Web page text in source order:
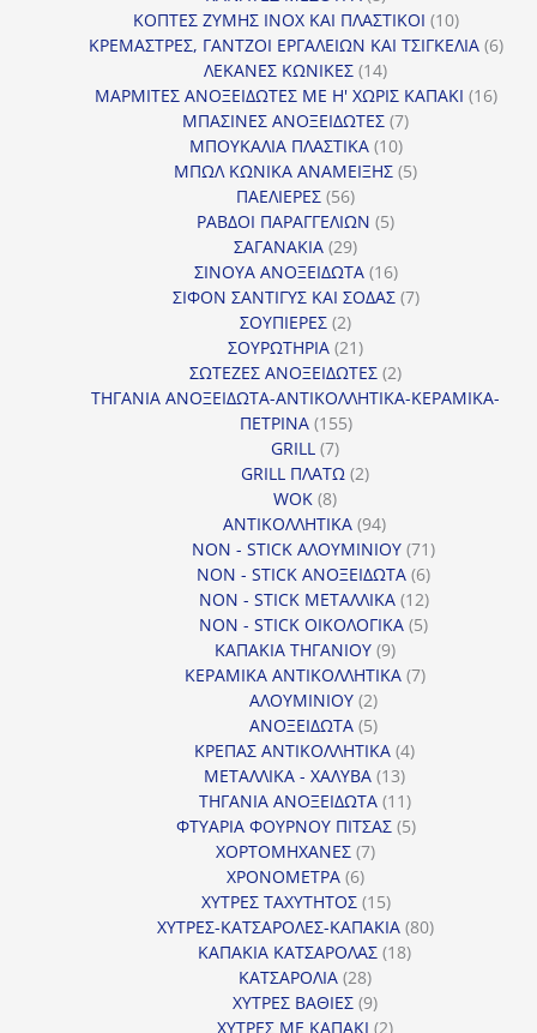
προϊόντα
ΚΟΠΤΕΣ ΖΥΜΗΣ INOX ΚΑΙ ΠΛΑΣΤΙΚΟΙ 1010
προϊόντα
ΚΡΕΜΑΣΤΡΕΣ, ΓΑΝΤΖΟΙ ΕΡΓΑΛΕΙΩΝ ΚΑΙ ΤΣΙΓΚΕΛΙΑ 66
ΛΕΚΑΝΕΣ ΚΩΝΙΚΕΣ 1414
προϊόντα
ΜΑΡΜΙΤΕΣ ΑΝΟΞΕΙΔΩΤΕΣ ΜΕ Η' ΧΩΡΙΣ ΚΑΠΑΚΙ 1616
ΜΠΑΣΙΝΕΣ ΑΝΟΞΕΙΔΩΤΕΣ 77
ΜΠΟΥΚΑΛΙΑ ΠΛΑΣΤΙΚΑ 1010
προϊόντα
ΜΠΩΛ ΚΩΝΙΚΑ ΑΝΑΜΕΙΞΗΣ 55
ΠΑΕΛΙΕΡΕΣ 5656
προϊόντα
ΡΑΒΔΟΙ ΠΑΡΑΓΓΕΛΙΩΝ 55
ΣΑΓΑΝΑΚΙΑ 2929
προϊόντα
ΣΙΝΟΥΑ ΑΝΟΞΕΙΔΩΤΑ 1616
προϊόντα
ΣΙΦΟΝ ΣΑΝΤΙΓΥΣ ΚΑΙ ΣΟΔΑΣ 77
ΣΟΥΠΙΕΡΕΣ 22
προϊόντα
ΣΟΥΡΩΤΗΡΙΑ 2121
προϊόντα
ΣΩΤΕΖΕΣ ΑΝΟΞΕΙΔΩΤΕΣ 22
προϊόντα
ΤΗΓΑΝΙΑ ΑΝΟΞΕΙΔΩΤΑ-ΑΝΤΙΚΟΛΛΗΤΙΚΑ-ΚΕΡΑΜΙΚΑ-
ΠΕΤΡΙΝΑ 155155
GRILL 77
προϊόντα
GRILL ΠΛΑΤΩ 22
WOK 88
προϊόντα
ΑΝΤΙΚΟΛΛΗΤΙΚΑ 9494
προϊόντα
NON - STICK ΑΛΟΥΜΙΝΙΟΥ 7171
προϊόντα
NON - STICK ΑΝΟΞΕΙΔΩΤΑ 66
προϊόντα
NON - STICK ΜΕΤΑΛΛΙΚΑ 1212
προϊόντα
NON - STICK ΟΙΚΟΛΟΓΙΚΑ 55
ΚΑΠΑΚΙΑ ΤΗΓΑΝΙΟΥ 99
προϊόντα
ΚΕΡΑΜΙΚΑ ΑΝΤΙΚΟΛΛΗΤΙΚΑ 77
ΑΛΟΥΜΙΝΙΟΥ 22
προϊόντα
ΑΝΟΞΕΙΔΩΤΑ 55
προϊόντα
ΚΡΕΠΑΣ ΑΝΤΙΚΟΛΛΗΤΙΚΑ 44
ΜΕΤΑΛΛΙΚΑ - ΧΑΛΥΒΑ 1313
προϊόντα
ΤΗΓΑΝΙΑ ΑΝΟΞΕΙΔΩΤΑ 1111
προϊόντα
ΦΤΥΑΡΙΑ ΦΟΥΡΝΟΥ ΠΙΤΣΑΣ 55
ΧΟΡΤΟΜΗΧΑΝΕΣ 77
ΧΡΟΝΟΜΕΤΡΑ 66
προϊόντα
ΧΥΤΡΕΣ ΤΑΧΥΤΗΤΟΣ 1515
προϊόντα
ΧΥΤΡΕΣ-ΚΑΤΣΑΡΟΛΕΣ-ΚΑΠΑΚΙΑ 8080
ΚΑΠΑΚΙΑ ΚΑΤΣΑΡΟΛΑΣ 1818
ΚΑΤΣΑΡΟΛΙΑ 2828
προϊόντα
ΧΥΤΡΕΣ ΒΑΘΙΕΣ 99
προϊόντα
ΧΥΤΡΕΣ ΜΕ ΚΑΠΑΚΙ 22